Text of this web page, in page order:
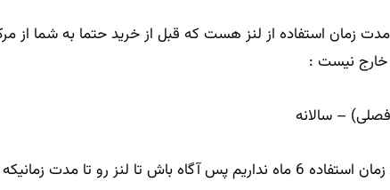
مدت زمان استفاده از لنز هست که قبل از خرید حتما به شما از
خارج نیست :
لازم هست استفاده کنی.